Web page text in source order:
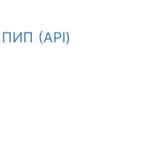
ПИП (API)